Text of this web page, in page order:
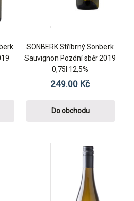
SONBERK Stříbrný Sonberk
Sauvignon Pozdní sběr 2019
0,75l 12,5%
249.00 Kč
Do obchodu